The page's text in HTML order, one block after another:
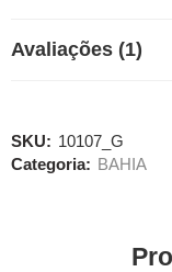
Avaliações (1)
SKU: 10107_G
Categoria: BAHIA